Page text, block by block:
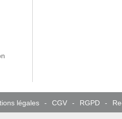
légales - CGV - RGPD -